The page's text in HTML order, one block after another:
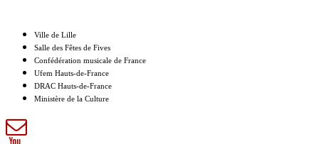
Ville de Lille
Salle des Fêtes de Fives
Confédération musicale de France
Ufem Hauts-de-France
DRAC Hauts-de-France
Ministère de la Culture